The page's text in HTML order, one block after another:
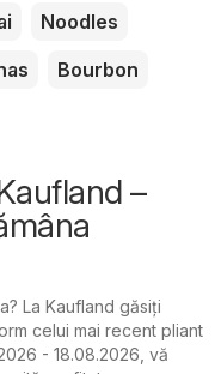
Noodles
Bourbon
–
La Kaufland găsiți
celui mai recent pliant
- 18.08.2026, vă